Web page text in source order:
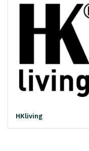
HKliving